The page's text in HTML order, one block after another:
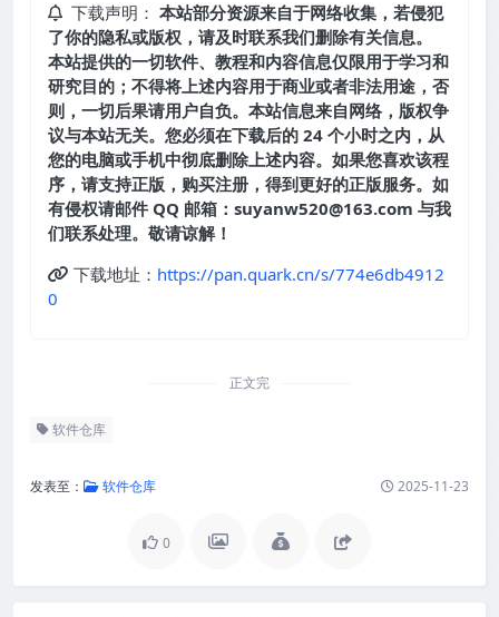
下载声明： 本站部分资源来自于网络收集，若侵犯
了你的隐私或版权，请及时联系我们删除有关信息。
本站提供的一切软件、教程和内容信息仅限用于学习和
研究目的；不得将上述内容用于商业或者非法用途，否
则，一切后果请用户自负。本站信息来自网络，版权争
议与本站无关。您必须在下载后的 24 个小时之内，从
您的电脑或手机中彻底删除上述内容。如果您喜欢该程
序，请支持正版，购买注册，得到更好的正版服务。如
有侵权请邮件 QQ 邮箱：suyanw520@163.com 与我
们联系处理。敬请谅解！
下载地址： https://pan.quark.cn/s/774e6db4912
0
正文完
软件仓库
发表至： 软件仓库 2025-11-23
0